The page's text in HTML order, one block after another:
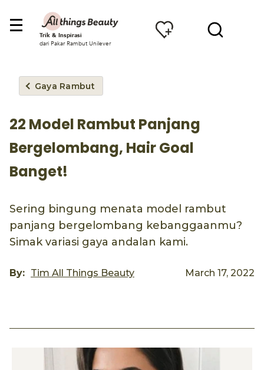
Trik & Inspirasi
dari Pakar Rambut Unilever
Gaya Rambut
22 Model Rambut Panjang
Bergelombang, Hair Goal
Banget!
Sering bingung menata model rambut
panjang bergelombang kebanggaanmu?
Simak variasi gaya andalan kami.
By: Tim All Things Beauty March 17, 2022